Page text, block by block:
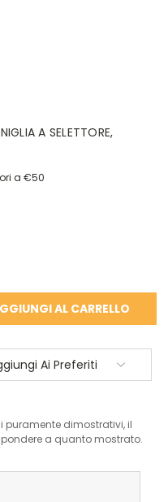
A SELETTORE,
a €50
Ai Preferiti
puramente dimostrativi, il
a quanto mostrato.